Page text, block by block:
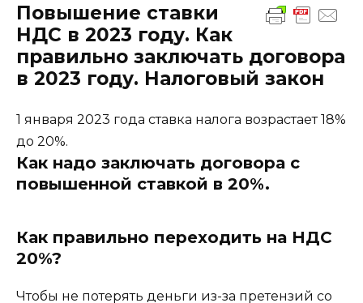
Повышение ставки
НДС в 2023 году. Как
правильно заключать договора
в 2023 году. Налоговый закон
1 января 2023 года ставка налога возрастает 18%
до 20%.
Как надо заключать договора с
повышенной ставкой в 20%.
Как правильно переходить на НДС
20%?
Чтобы не потерять деньги из-за претензий со